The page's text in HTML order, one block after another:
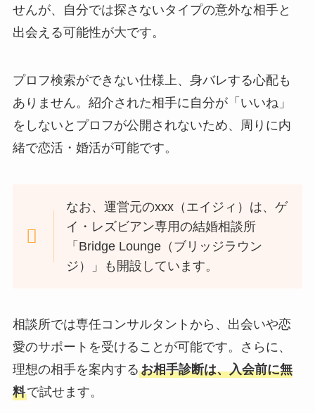
せんが、自分では探さないタイプの意外な相手と
出会える可能性が大です。
プロフ検索ができない仕様上、身バレする心配も
ありません。紹介された相手に自分が「いいね」
をしないとプロフが公開されないため、周りに内
緒で恋活・婚活が可能です。
なお、運営元のxxx（エイジィ）は、ゲ
イ・レズビアン専用の結婚相談所
「Bridge Lounge（ブリッジラウン
ジ）」も開設しています。
相談所では専任コンサルタントから、出会いや恋
愛のサポートを受けることが可能です。さらに、
理想の相手を案内するお相手診断は、入会前に無
料で試せます。